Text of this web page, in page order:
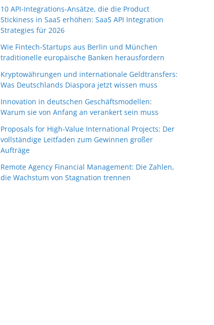
10 API-Integrations-Ansätze, die die Product
Stickiness in SaaS erhöhen: SaaS API Integration
Strategies für 2026
Wie Fintech-Startups aus Berlin und München
traditionelle europäische Banken herausfordern
Kryptowährungen und internationale Geldtransfers:
Was Deutschlands Diaspora jetzt wissen muss
Innovation in deutschen Geschäftsmodellen:
Warum sie von Anfang an verankert sein muss
Proposals for High-Value International Projects: Der
vollständige Leitfaden zum Gewinnen großer
Aufträge
Remote Agency Financial Management: Die Zahlen,
die Wachstum von Stagnation trennen